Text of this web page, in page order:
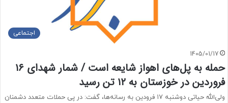
اجتماعی
1405/01/17
حمله به پل‌های اهواز شایعه است / شمار شهدای ۱۶
فروردین در خوزستان به ۱۲ تن رسید
ولی‌الله حیاتی دوشنبه ۱۷ فرودین به رسانه‌ها، گفت: در پی حملات متعدد دشمنان